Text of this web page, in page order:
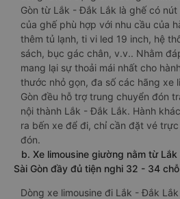
Gòn từ Lắk - Đắk Lắk là ghế có
của ghế phù hợp với nhu cầu của
thêm tủ lạnh, ti vi led 19 inch, hệ
sách, bục gác chân, v.v.. Nhằm
mang lại sự thoải mái nhất cho
thước nhỏ gọn, đa số các hãng xe
Gòn đều hỗ trợ trung chuyển đón
nội thành Lắk - Đắk Lắk. Hành
ra bến xe để đi, chỉ cần đặt vé
đón.
b. Xe limousine giường nằm từ
Sài Gòn đầy đủ tiện nghi 32 - 34 chỗ
Dòng xe limousine đi Lắk - Đắk Lắk